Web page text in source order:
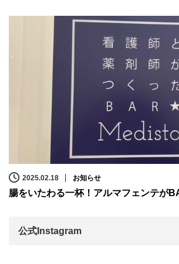
2025.02.18 お知らせ
腸をいたわる一杯！アルマフェンテが
公式Instagram